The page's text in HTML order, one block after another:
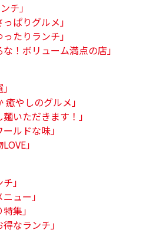
チ」
ぱりグルメ」
たりランチ」
な！ボリューム満点の店」
癒やしのグルメ」
いただきます！」
ルドな味」
」
」
ュー」
集」
なランチ」